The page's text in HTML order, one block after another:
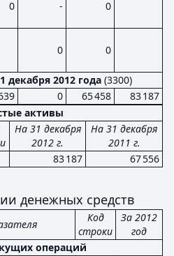
0 - 0
0 0
декабря 2012 года (3300)
0 65 458
83 187
активы
На 31 декабря
2012 г.
На 31 декабря
2011 г.
83 187 67 556
денежных средств
Код
строки
За 2012
год
операций